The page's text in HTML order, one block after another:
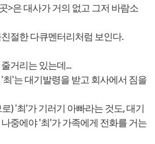
>은 대사가 거의 없고 그저 바람소
절한 다큐멘터리처럼 보인다.
거리는 있는데...
'는 대기발령을 받고 회사에서 짐을
) '최'가 기러기 아빠라는 것도, 대기
중에야 '최'가 가족에게 전화를 거는